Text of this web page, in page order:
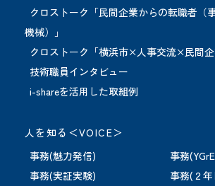
クロストーク「民間企業からの転職者
機械）」
クロストーク「横浜市×人事交流×民間企
技術職員インタビュー
i-shareを活用した取組例
人を知る＜VOICE＞
事務(魅力発信)
事務
事務(実証実験)
事務(２